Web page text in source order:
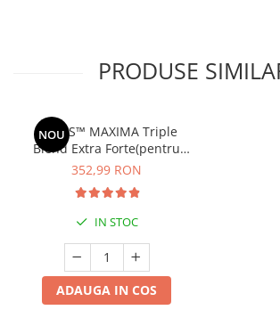
PRODUSE
NOU
ALAVIS™ MAXIMA Triple
Blend Extra Forte(pentru
nutriția și reconstrucția
352,99 RON
IN STOC
ADAUGA IN COS